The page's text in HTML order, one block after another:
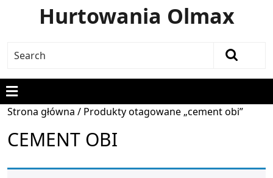
Hurtowania Olmax
Strona główna / Produkty otagowane „cement obi”
CEMENT OBI